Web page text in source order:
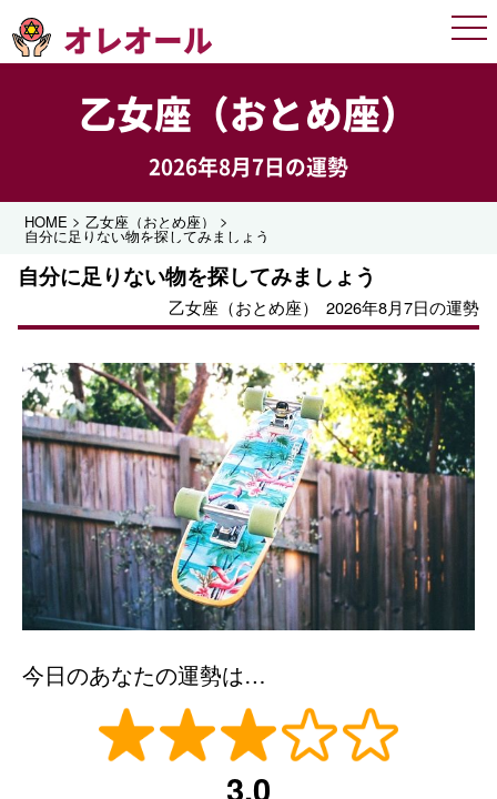
オレオール
乙女座（おとめ座）
2026年8月7日の運勢
HOME >乙女座（おとめ座） >
自分に足りない物を探してみましょう
自分に足りない物を探してみましょう
乙女座（おとめ座） 2026年8月7日の運勢
今日のあなたの運勢は…
3.0